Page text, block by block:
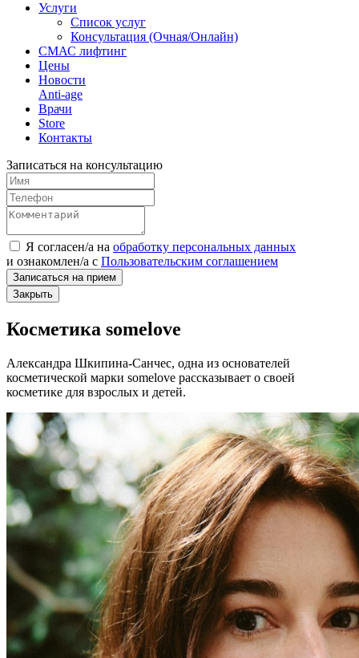
Услуги
Список услуг
Консультация (Очная/Онлайн)
СМАС лифтинг
Цены
Новости
Anti-age
Врачи
Store
Контакты
Записаться на консультацию
Я согласен/а на обработку персональных данных
и ознакомлен/а с Пользовательским соглашением
Записаться на прием
Закрыть
Косметика somelove
Александра Шкипина-Санчес, одна из основателей
косметической марки somelove рассказывает о своей
косметике для взрослых и детей.